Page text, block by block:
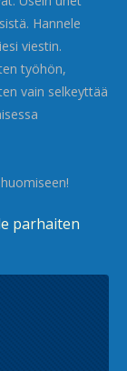
Hannele
viestin.
työhön,
vain selkeyttää
parhaiten